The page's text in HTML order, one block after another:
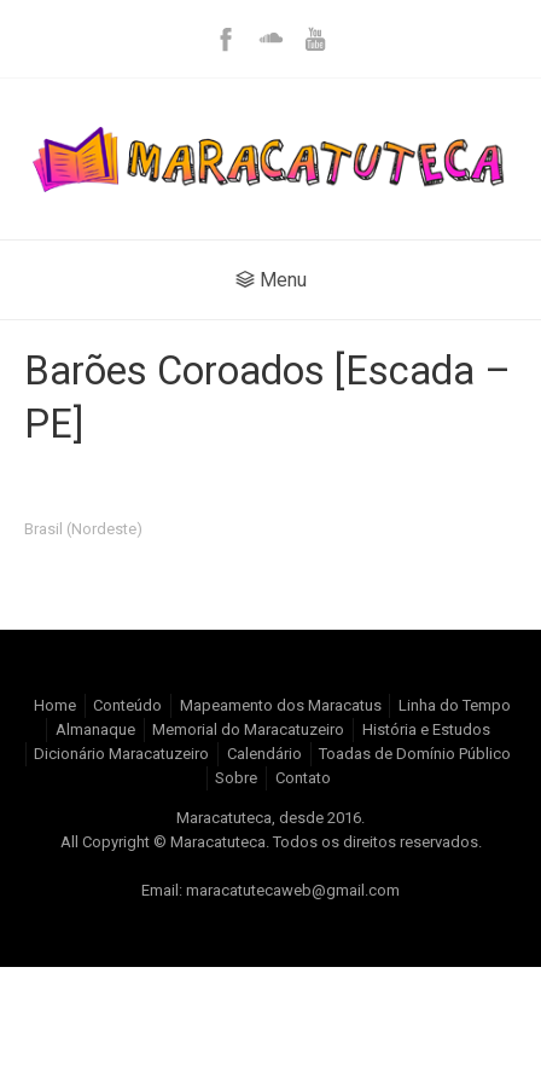
Menu
Barões Coroados [Escada –
PE]
Brasil (Nordeste)
Home Conteúdo Mapeamento dos Maracatus
Linha do Tempo
Almanaque
Memorial do Maracatuzeiro
História e Estudos
Dicionário Maracatuzeiro
Calendário
Toadas de Domínio Público
Sobre
Contato
Maracatuteca, desde 2016.
All Copyright © Maracatuteca. Todos os direitos reservados.
Email: maracatutecaweb@gmail.com